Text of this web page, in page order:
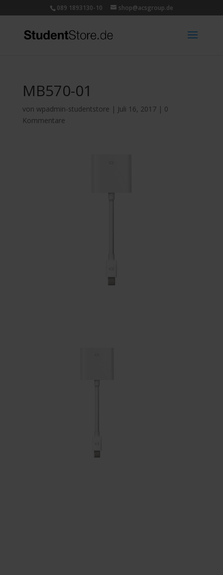
089 1893130-10 shop@acsgroup.de
MB570-01
von wpadmin-studentstore | Juli 16, 2017| 0
Kommentare